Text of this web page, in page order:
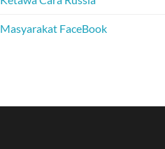
Masyarakat FaceBook